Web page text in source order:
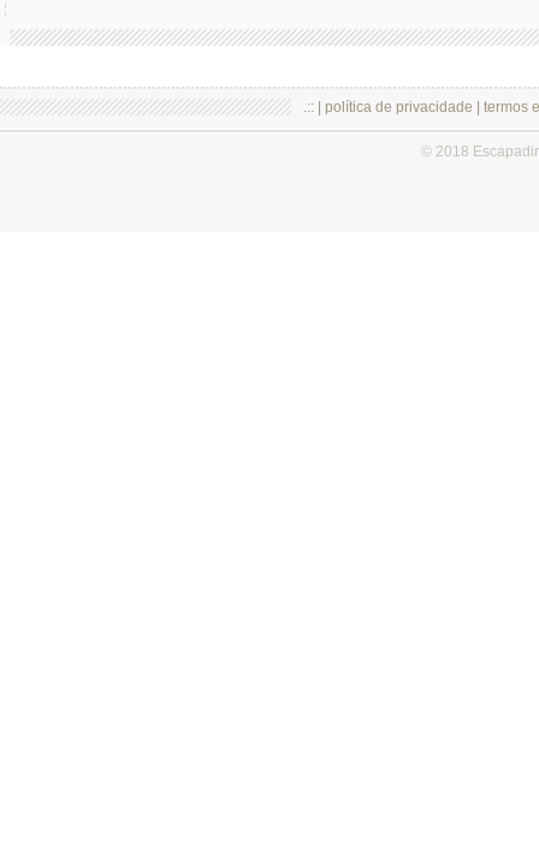
.:: | política de privacidade termos
© 2018